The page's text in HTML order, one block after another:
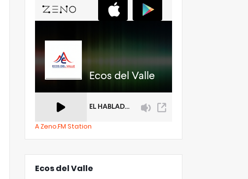
A Zeno.FM Station
Ecos del Valle